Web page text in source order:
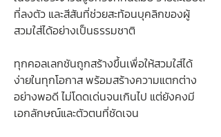
ที่ลงตัว และสีสันที่ช่วยสะท้อนบุคลิกของผู้
สวมใส่ได้อย่างเป็นธรรมชาติ
ทุกคอลเลกชันถูกสร้างขึ้นเพื่อให้สวมใส่ได้
ง่ายในทุกโอกาส พร้อมสร้างความแตกต่าง
อย่างพอดี ไม่โดดเด่นจนเกินไป แต่ยังคงมี
เอกลักษณ์และตัวตนที่ชัดเจน